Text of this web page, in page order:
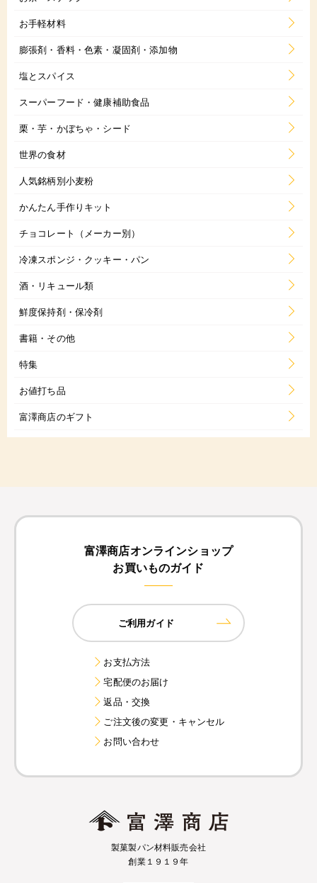
お手軽材料
膨張剤・香料・色素・凝固剤・添加物
塩とスパイス
スーパーフード・健康補助食品
栗・芋・かぼちゃ・シード
世界の食材
人気銘柄別小麦粉
かんたん手作りキット
チョコレート（メーカー別）
冷凍スポンジ・クッキー・パン
酒・リキュール類
鮮度保持剤・保冷剤
書籍・その他
特集
お値打ち品
富澤商店のギフト
富澤商店オンラインショップ
お買いものガイド
ご利用ガイド
お支払方法
宅配便のお届け
返品・交換
ご注文後の変更・キャンセル
お問い合わせ
製菓製パン材料販売会社
創業１９１９年